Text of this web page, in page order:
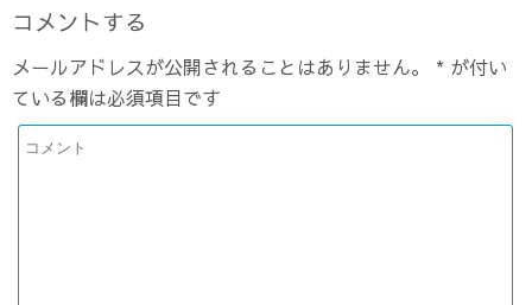
コメントする
メールアドレスが公開されることはありません。 * が付い
ている欄は必須項目です